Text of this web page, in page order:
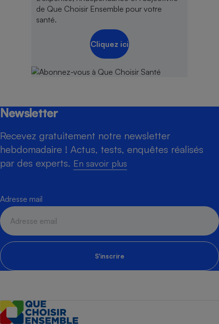
de Que Choisir Ensemble pour votre
santé.
Cliquez ici
Newsletter
Recevez gratuitement notre newsletter
hebdomadaire ! Actus, tests, enquêtes réalisés
par des experts. En savoir plus
Adresse mail
S'inscrire